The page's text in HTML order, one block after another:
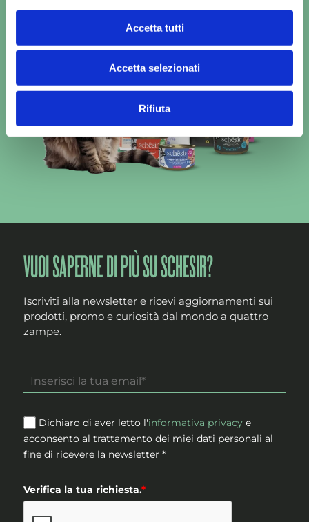
Accetta tutti
Accetta selezionati
Rifiuta
VUOI SAPERNE DI PIÙ SU SCHESIR?
Iscriviti alla newsletter e ricevi aggiornamenti sui
prodotti, promo e curiosità dal mondo a quattro
zampe.
Dichiaro di aver letto l'informativa privacye
acconsento al trattamento dei miei dati personali al
fine di ricevere la newsletter *
Verifica la tua richiesta.*